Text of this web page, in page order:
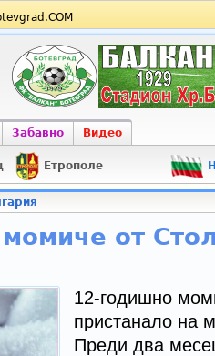
Забавно Видео
Етрополе
от
12-годишно
пристанало на
Преди два